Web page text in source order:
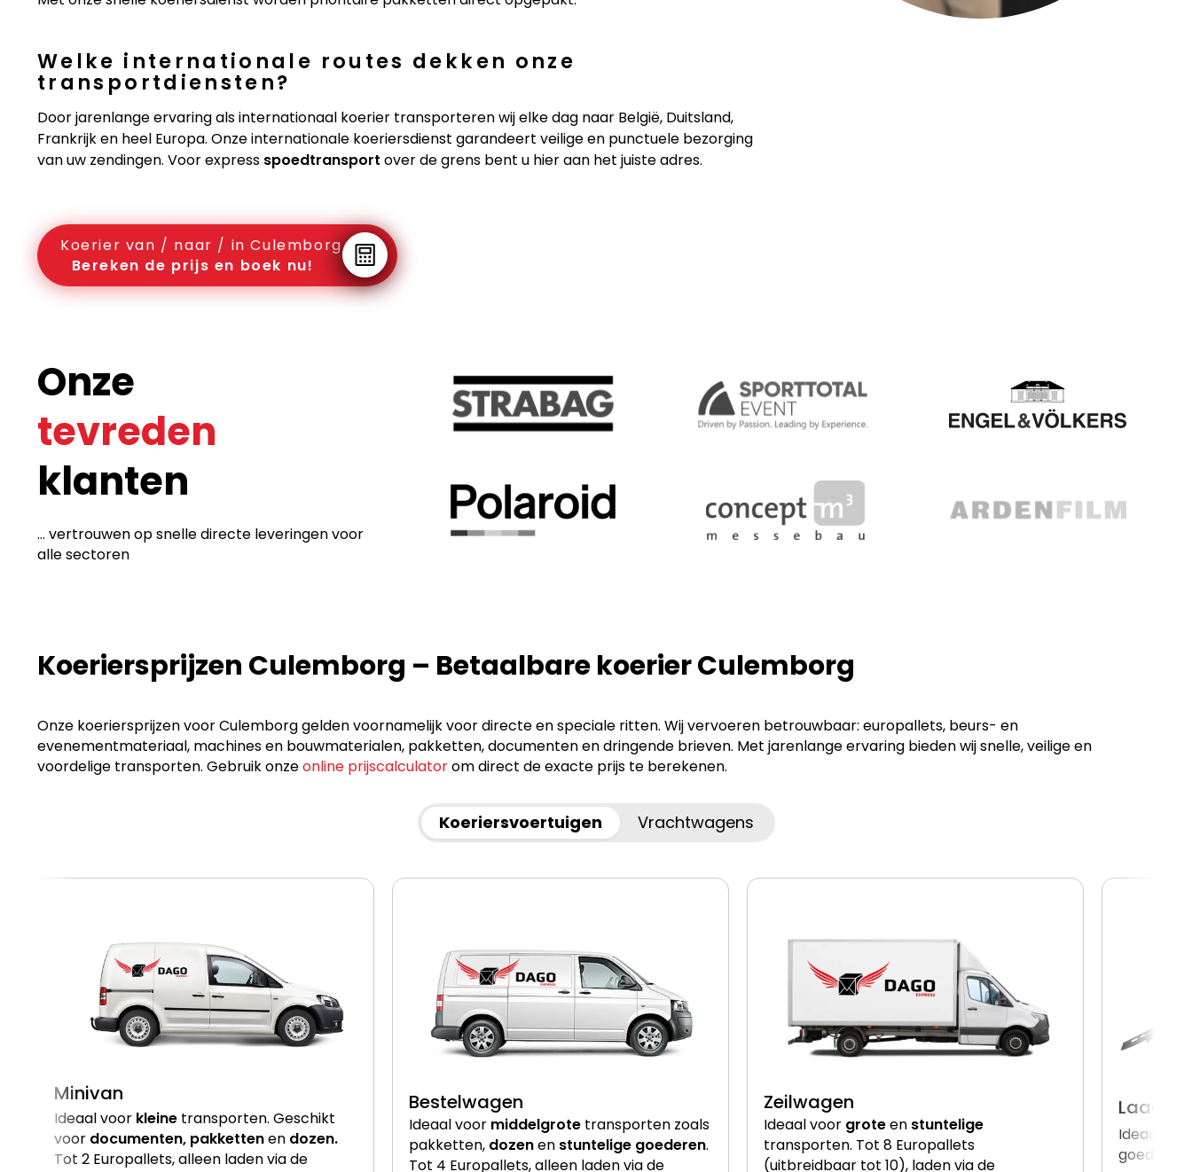
Welke internationale routes dekken onze
transportdiensten?
Door jarenlange ervaring als internationaal koerier transporteren wij elke dag naar België, Duitsland,
Frankrijk en heel Europa. Onze internationale koeriersdienst garandeert veilige en punctuele bezorging
van uw zendingen. Voor express spoedtransport over de grens bent u hier aan het juiste adres.
Koerier van / naar / in Culemborg
Bereken de prijs en boek nu!
Onze
tevreden
klanten
... vertrouwen op snelle directe leveringen voor
alle sectoren
Koeriersprijzen Culemborg – Betaalbare koerier Culemborg
Onze koeriersprijzen voor Culemborg gelden voornamelijk voor directe en speciale ritten. Wij vervoeren betrouwbaar: europallets, beurs- en
evenementmateriaal, machines en bouwmaterialen, pakketten, documenten en dringende brieven. Met jarenlange ervaring bieden wij snelle, veilige en
voordelige transporten. Gebruik onzeonline prijscalculatorom direct de exacte prijs te berekenen.
Koeriersvoertuigen Vrachtwagens
Minivan
Ideaal voor kleine transporten. Geschikt
voor documenten, pakkettenen dozen.
Tot 2 Europallets, alleen laden via de
Bestelwagen
Ideaal voor middelgrote transporten zoals
pakketten, dozenen stuntelige goederen.
Tot 4 Europallets, alleen laden via de
Zeilwagen
Ideaal voor groteen stuntelige
transporten. Tot 8 Europallets
(uitbreidbaar tot 10), laden via de
Ideaal